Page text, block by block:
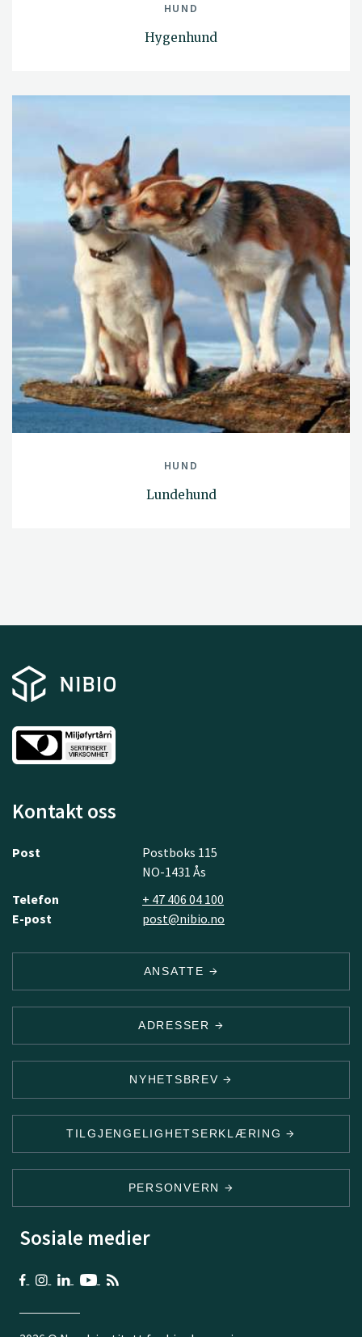
HUND
Hygenhund
HUND
Lundehund
Kontakt oss
Post
Postboks 115
NO-1431 Ås
Telefon
+ 47 406 04 100
E-post
post@nibio.no
ANSATTE
ADRESSER
NYHETSBREV
TILGJENGELIGHETSERKLÆRING
PERSONVERN
Sosiale medier